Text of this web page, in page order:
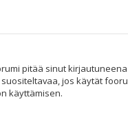
pitää sinut
jos käytät
käyttämisen.